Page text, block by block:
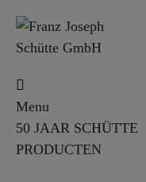
Menu
50 JAAR SCHÜTTE
PRODUCTEN